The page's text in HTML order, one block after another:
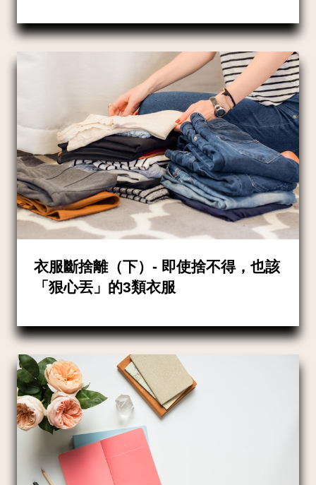
衣服斷捨離（下）- 即使捨不得，也該
「狠心丟」的3類衣服